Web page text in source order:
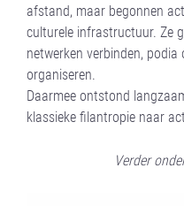
afstand, maar begonnen
culturele infrastructuur. Ze
netwerken verbinden,
organiseren.
Daarmee ontstond
klassieke filantropie naar
Verder